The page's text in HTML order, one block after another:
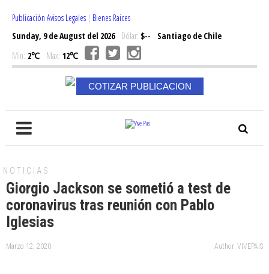
Publicación Avisos Legales | Bienes Raices
Sunday, 9 de August del 2026Dólar: $--
Santiago de Chile
Min: 2℃ Max: 12℃
COTIZAR PUBLICACION
NOTICIAS
Giorgio Jackson se sometió a test de
coronavirus tras reunión con Pablo
Iglesias
Marzo 12, 2020 Author: VIVEPAIS